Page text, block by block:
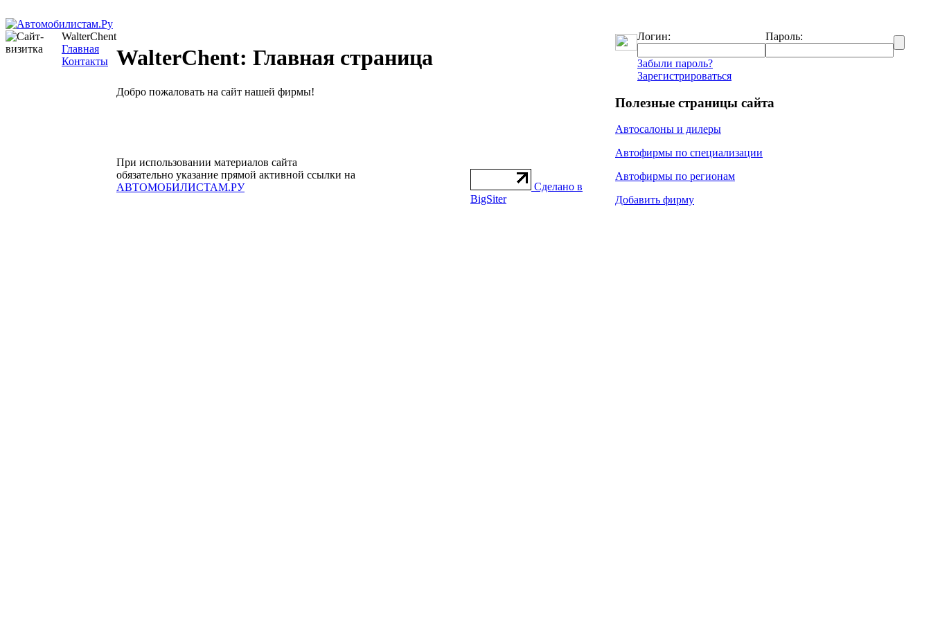
WalterChent
Главная
Контакты
WalterChent: Главная страница
Добро пожаловать на сайт нашей фирмы!
При использовании материалов сайта
обязательно указание прямой активной ссылки на
АВТОМОБИЛИСТАМ.РУ
Сделано в
BigSiter
Логин: Пароль:
Забыли пароль?
Зарегистрироваться
Полезные страницы сайта
Автосалоны и дилеры
Автофирмы по специализации
Автофирмы по регионам
Добавить фирму